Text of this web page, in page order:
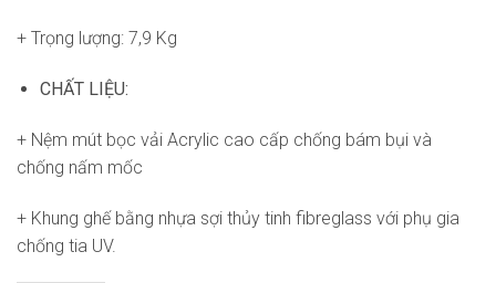
+ Trọng lượng: 7,9 Kg
CHẤT LIỆU:
+ Nệm mút bọc vải Acrylic cao cấp chống bám bụi và
chống nấm mốc
+ Khung ghế bằng nhựa sợi thủy tinh fibreglass với phụ gia
chống tia UV.